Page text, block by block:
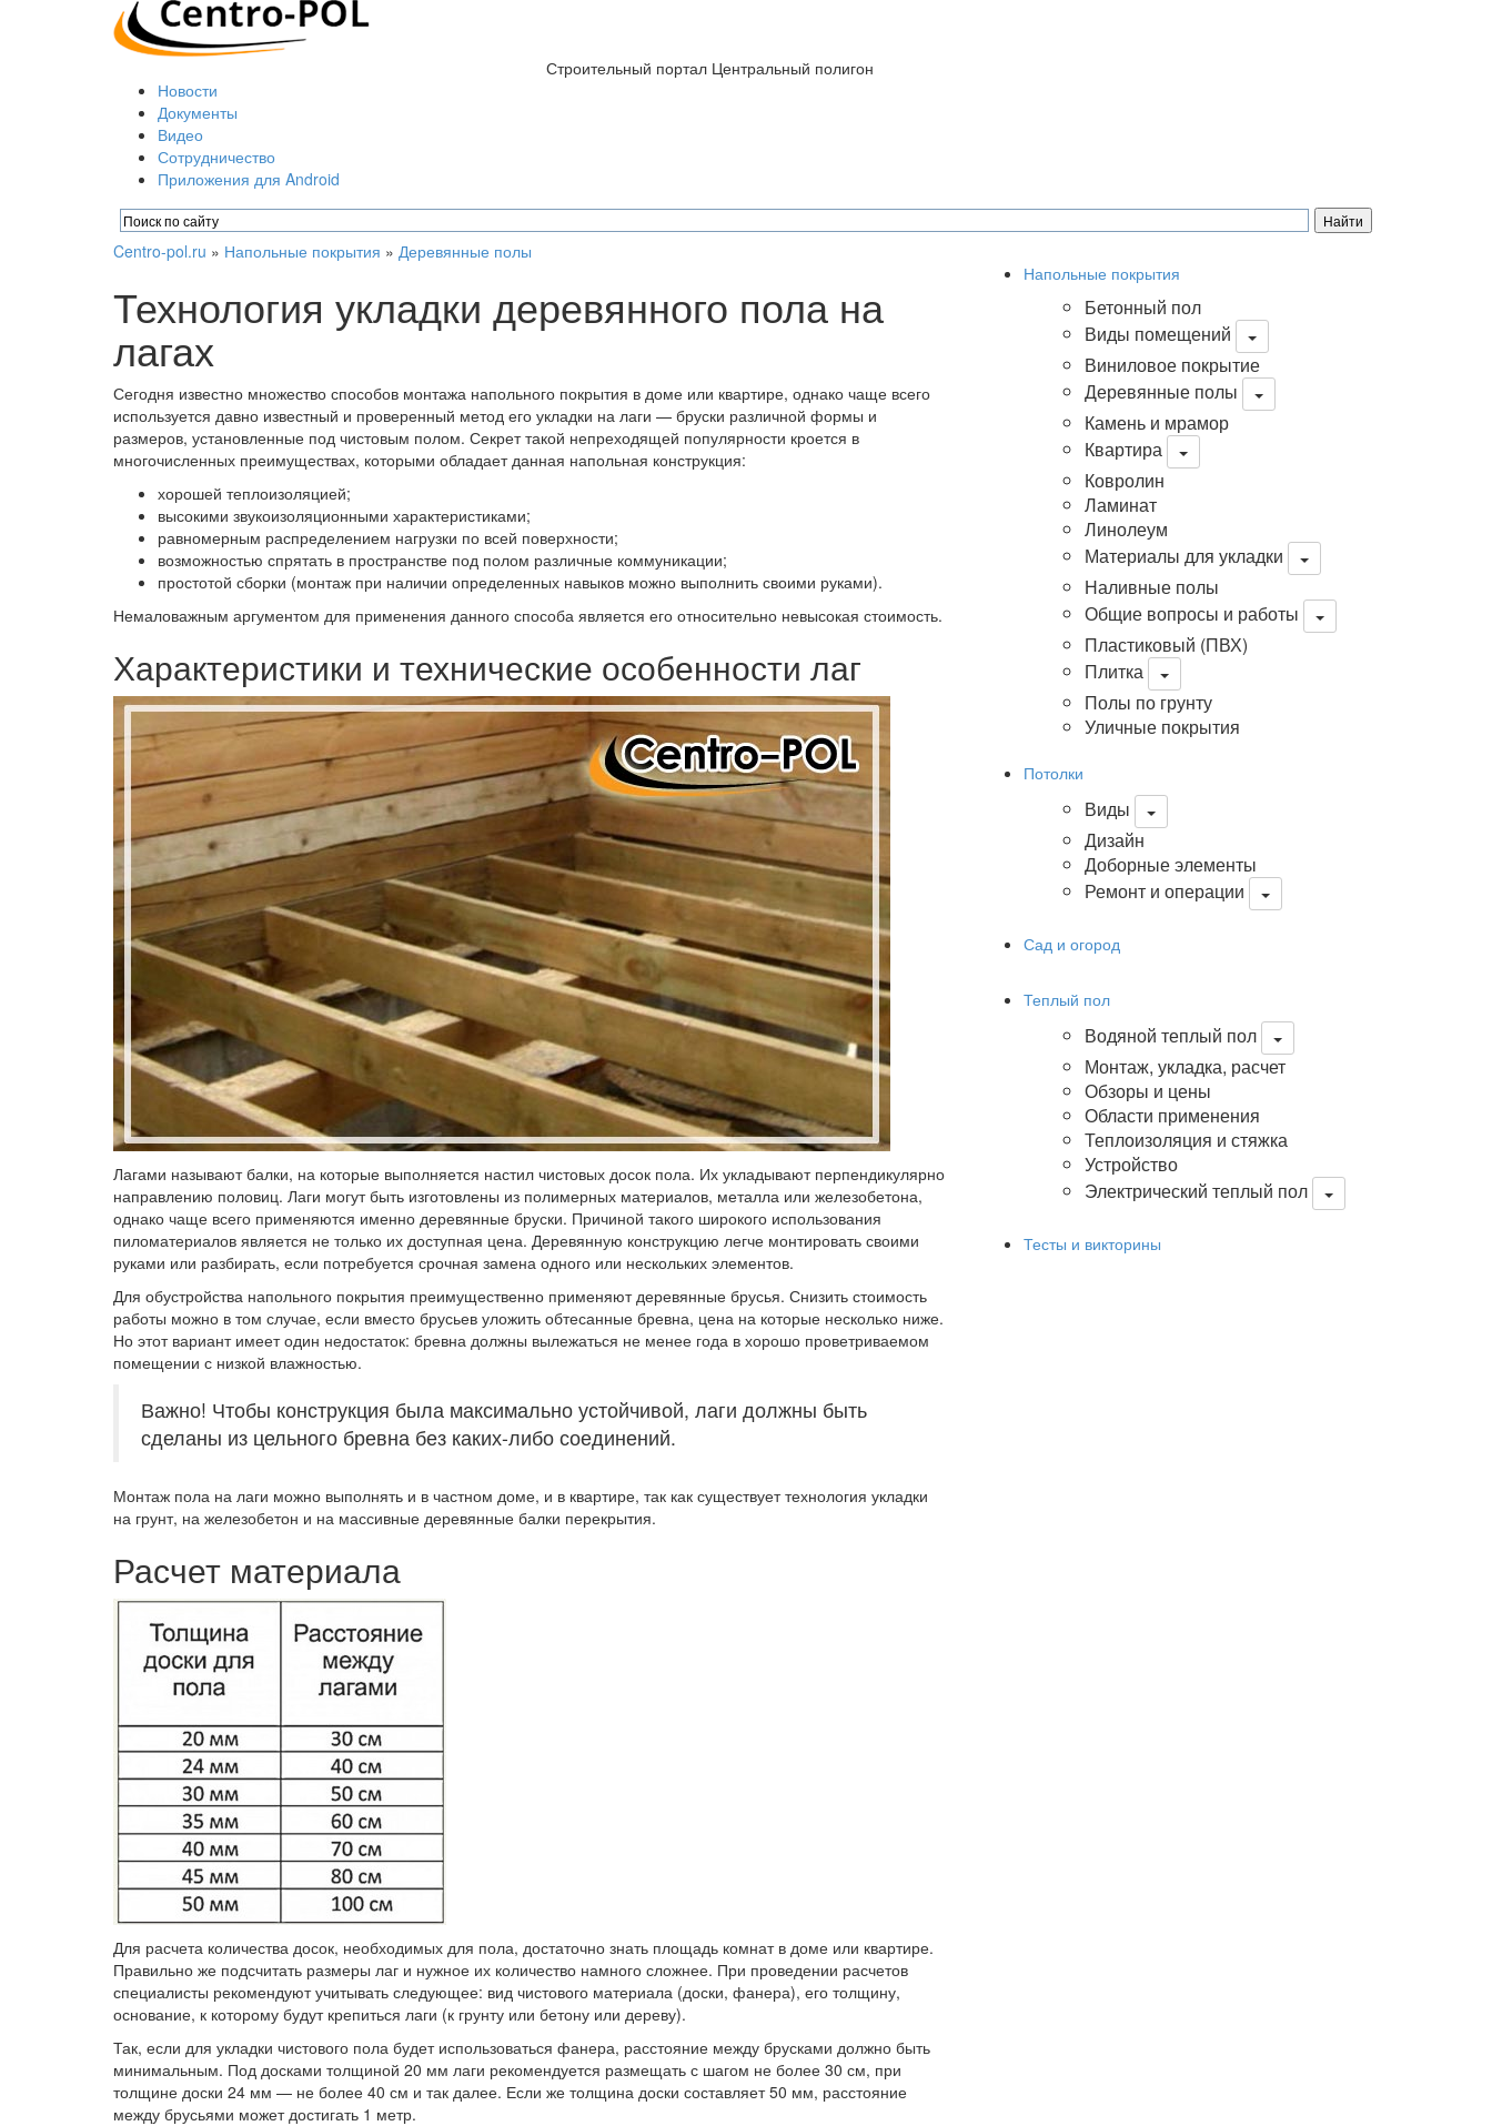
Строительный портал Центральный полигон
Новости
Документы
Видео
Сотрудничество
Приложения для Android
Centro-pol.ru » Напольные покрытия » Деревянные полы
Технология укладки деревянного пола на
лагах
Сегодня известно множество способов монтажа напольного покрытия в доме или квартире, однако чаще всего
используется давно известный и проверенный метод его укладки на лаги — бруски различной формы и
размеров, установленные под чистовым полом. Секрет такой непреходящей популярности кроется в
многочисленных преимуществах, которыми обладает данная напольная конструкция:
хорошей теплоизоляцией;
высокими звукоизоляционными характеристиками;
равномерным распределением нагрузки по всей поверхности;
возможностью спрятать в пространстве под полом различные коммуникации;
простотой сборки (монтаж при наличии определенных навыков можно выполнить своими руками).
Немаловажным аргументом для применения данного способа является его относительно невысокая стоимость.
Характеристики и технические особенности лаг
Лагами называют балки, на которые выполняется настил чистовых досок пола. Их укладывают перпендикулярно
направлению половиц. Лаги могут быть изготовлены из полимерных материалов, металла или железобетона,
однако чаще всего применяются именно деревянные бруски. Причиной такого широкого использования
пиломатериалов является не только их доступная цена. Деревянную конструкцию легче монтировать своими
руками или разбирать, если потребуется срочная замена одного или нескольких элементов.
Для обустройства напольного покрытия преимущественно применяют деревянные брусья. Снизить стоимость
работы можно в том случае, если вместо брусьев уложить обтесанные бревна, цена на которые несколько ниже.
Но этот вариант имеет один недостаток: бревна должны вылежаться не менее года в хорошо проветриваемом
помещении с низкой влажностью.
Важно! Чтобы конструкция была максимально устойчивой, лаги должны быть
сделаны из цельного бревна без каких-либо соединений.
Монтаж пола на лаги можно выполнять и в частном доме, и в квартире, так как существует технология укладки
на грунт, на железобетон и на массивные деревянные балки перекрытия.
Расчет материала
Для расчета количества досок, необходимых для пола, достаточно знать площадь комнат в доме или квартире.
Правильно же подсчитать размеры лаг и нужное их количество намного сложнее. При проведении расчетов
специалисты рекомендуют учитывать следующее: вид чистового материала (доски, фанера), его толщину,
основание, к которому будут крепиться лаги (к грунту или бетону или дереву).
Так, если для укладки чистового пола будет использоваться фанера, расстояние между брусками должно быть
минимальным. Под досками толщиной 20 мм лаги рекомендуется размещать с шагом не более 30 см, при
толщине доски 24 мм — не более 40 см и так далее. Если же толщина доски составляет 50 мм, расстояние
между брусьями может достигать 1 метр.
Напольные покрытия
Бетонный пол
Виды помещений
Виниловое покрытие
Деревянные полы
Камень и мрамор
Квартира
Ковролин
Ламинат
Линолеум
Материалы для укладки
Наливные полы
Общие вопросы и работы
Пластиковый (ПВХ)
Плитка
Полы по грунту
Уличные покрытия
Потолки
Виды
Дизайн
Доборные элементы
Ремонт и операции
Сад и огород
Теплый пол
Водяной теплый пол
Монтаж, укладка, расчет
Обзоры и цены
Области применения
Теплоизоляция и стяжка
Устройство
Электрический теплый пол
Тесты и викторины